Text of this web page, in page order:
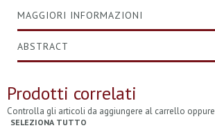
MAGGIORI INFORMAZIONI
ABSTRACT
Prodotti correlati
Controlla gli articoli da aggiungere al carrello oppure
SELEZIONA TUTTO